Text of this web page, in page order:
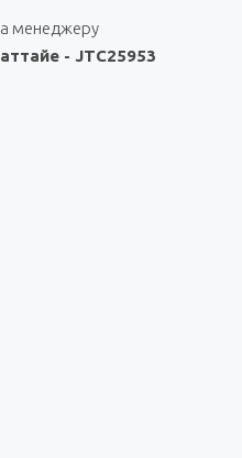
менеджеру
- JTC25953